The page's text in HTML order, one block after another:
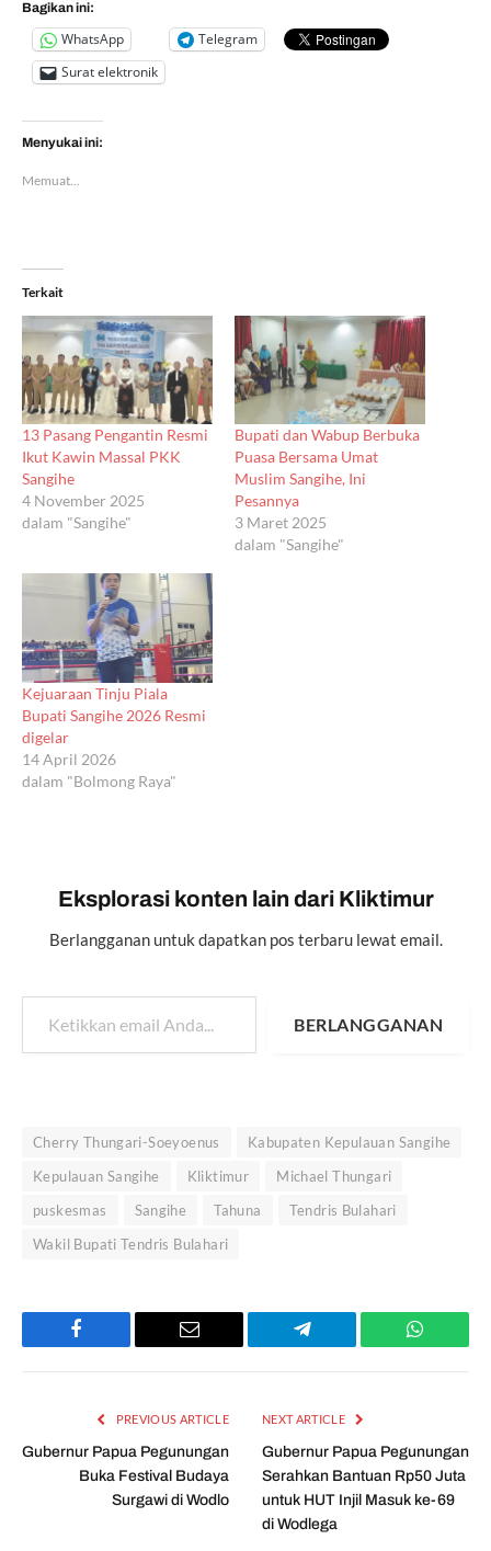
Bagikan ini:
WhatsApp
Telegram
Surat elektronik
Menyukai ini:
Memuat...
Terkait
13 Pasang Pengantin Resmi
Ikut Kawin Massal PKK
Sangihe
4 November 2025
dalam "Sangihe"
Bupati dan Wabup Berbuka
Puasa Bersama Umat
Muslim Sangihe, Ini
Pesannya
3 Maret 2025
dalam "Sangihe"
Kejuaraan Tinju Piala
Bupati Sangihe 2026 Resmi
digelar
14 April 2026
dalam "Bolmong Raya"
Eksplorasi konten lain dari Kliktimur
Berlangganan untuk dapatkan pos terbaru lewat email.
Ketikkan email Anda...
BERLANGGANAN
Cherry Thungari-Soeyoenus
Kabupaten Kepulauan Sangihe
Kepulauan Sangihe
Kliktimur
Michael Thungari
puskesmas
Sangihe Tahuna
Tendris Bulahari
Wakil Bupati Tendris Bulahari
Facebook Email Telegram
PREVIOUS ARTICLE
Gubernur Papua Pegunungan
Buka Festival Budaya
Surgawi di Wodlo
NEXT ARTICLE
Gubernur Papua Pegunungan
Serahkan Bantuan Rp50 Juta
untuk HUT Injil Masuk ke-69
di Wodlega